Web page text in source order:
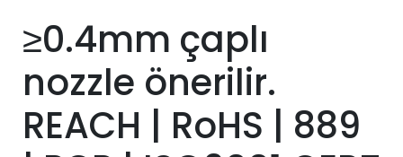
≥0.4mm çaplı
nozzle önerilir.
REACH | RoHS | 889